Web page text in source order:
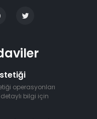
operasyonları
bilgi için